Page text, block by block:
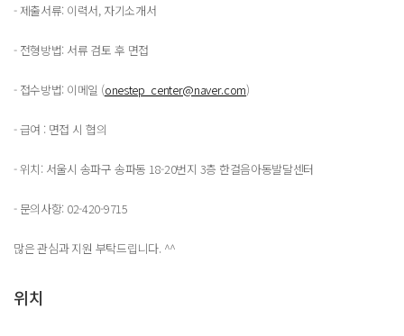
- 제출서류: 이력서, 자기소개서
- 전형방법: 서류 검토 후 면접
- 접수방법: 이메일 (onestep_center@naver.com)
- 급여 : 면접 시 협의
- 위치: 서울시 송파구 송파동 18-20번지 3층 한걸음아동발달센터
- 문의사항: 02-420-9715
많은 관심과 지원 부탁드립니다. ^^
위치